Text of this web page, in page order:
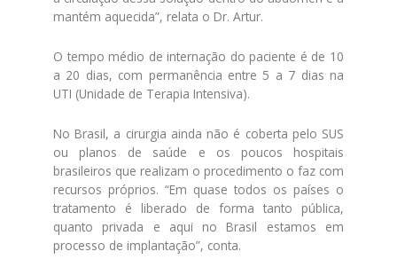
mantém aquecida”, relata o Dr. Artur.
O tempo médio de internação do paciente é de 10
a 20 dias, com permanência entre 5 a 7 dias na
UTI (Unidade de Terapia Intensiva).
No Brasil, a cirurgia ainda não é coberta pelo SUS
ou planos de saúde e os poucos hospitais
brasileiros que realizam o procedimento o faz com
recursos próprios. “Em quase todos os países o
tratamento é liberado de forma tanto pública,
quanto privada e aqui no Brasil estamos em
processo de implantação”, conta.